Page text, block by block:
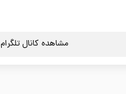
مشاهده کانال تلگرام